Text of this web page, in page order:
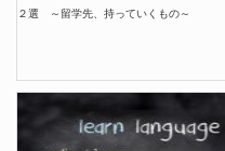
２選 ～留学先、持っていくもの～